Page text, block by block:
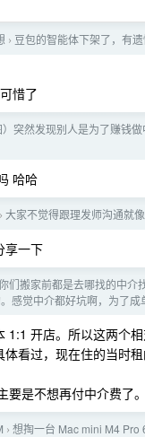
› 豆包的智能体下架了，有
惜了
）突然发现别人是为了赚钱
哈哈
› 大家不觉得跟理发师沟通就
享一下
们搬家前都是去哪找的中介
感觉中介都好坑啊，为了
开店。所以这两个相
看过，现在住的当时
是不想再付中介费了。
› 想掏一台 Mac mini M4